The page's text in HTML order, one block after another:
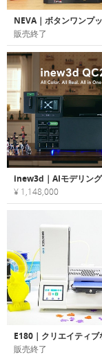
販売終了
¥ 1,148,000
販売終了